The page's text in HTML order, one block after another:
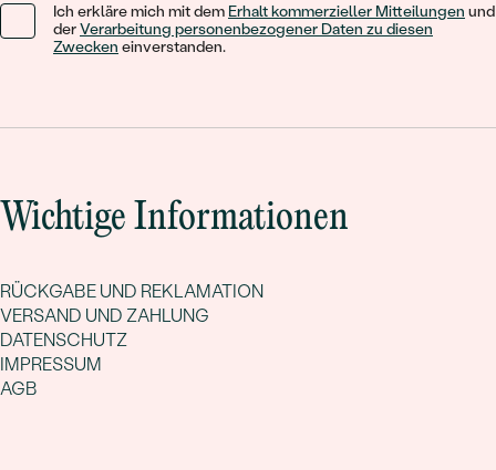
Ich erkläre mich mit dem Erhalt kommerzieller Mitteilungen und
derVerarbeitung personenbezogener Daten zu diesen
Zwecken einverstanden.
Wichtige Informationen
RÜCKGABE UND REKLAMATION
VERSAND UND ZAHLUNG
DATENSCHUTZ
IMPRESSUM
AGB